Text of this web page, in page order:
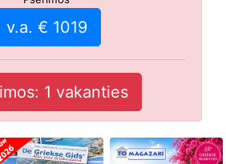
v.a. € 1019
1 vakanties